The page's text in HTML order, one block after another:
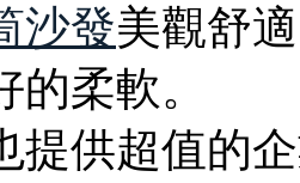
沙發美觀舒
的柔軟。
提供超值的